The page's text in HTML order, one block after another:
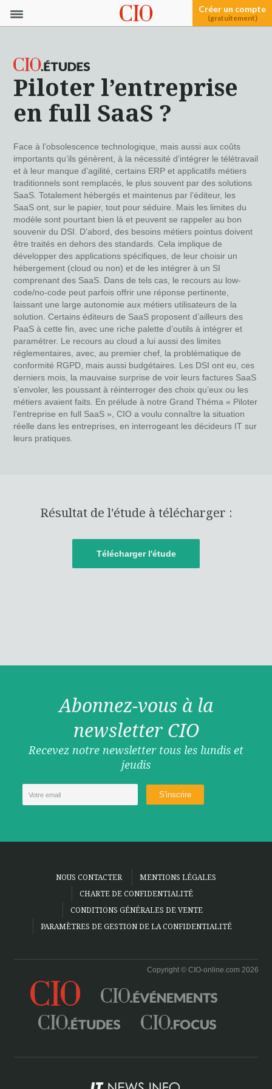
Créer un compte
(gratuitement)
Piloter l’entreprise
en full SaaS ?
Face à l’obsolescence technologique, mais aussi aux coûts
importants qu’ils génèrent, à la nécessité d’intégrer le télétravail
et à leur manque d’agilité, certains ERP et applicatifs métiers
traditionnels sont remplacés, le plus souvent par des solutions
SaaS. Totalement hébergés et maintenus par l’éditeur, les
SaaS ont, sur le papier, tout pour séduire. Mais les limites du
modèle sont pourtant bien là et peuvent se rappeler au bon
souvenir du DSI. D’abord, des besoins métiers pointus doivent
être traités en dehors des standards. Cela implique de
développer des applications spécifiques, de leur choisir un
hébergement (cloud ou non) et de les intégrer à un SI
comprenant des SaaS. Dans de tels cas, le recours au low-
code/no-code peut parfois offrir une réponse pertinente,
laissant une large autonomie aux métiers utilisateurs de la
solution. Certains éditeurs de SaaS proposent d’ailleurs des
PaaS à cette fin, avec une riche palette d’outils à intégrer et
paramétrer. Le recours au cloud a lui aussi des limites
réglementaires, avec, au premier chef, la problématique de
conformité RGPD, mais aussi budgétaires. Les DSI ont eu, ces
derniers mois, la mauvaise surprise de voir leurs factures SaaS
s’envoler, les poussant à réinterroger des choix qu’eux ou les
métiers avaient faits. En prélude à notre Grand Théma « Piloter
l’entreprise en full SaaS », CIO a voulu connaître la situation
réelle dans les entreprises, en interrogeant les décideurs IT sur
leurs pratiques.
Résultat de l'étude à télécharger :
Télécharger l'étude
Abonnez-vous à la
newsletter CIO
Recevez notre newsletter tous les lundis et
jeudis
NOUS CONTACTER
MENTIONS LÉGALES
CHARTE DE CONFIDENTIALITÉ
CONDITIONS GÉNÉRALES DE VENTE
PARAMÈTRES DE GESTION DE LA CONFIDENTIALITÉ
Copyright © CIO-online.com 2026